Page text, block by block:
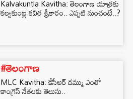
Kalvakuntla Kavitha: తెలంగాణ యాత్రకు
కల్వకుంట్ల కవిత శ్రీకారం.. ఎప్పటి నుంచంటే..?
#తెలంగాణ
MLC Kavitha: కేసీఆర్ దమ్ము ఎంతో
కాంగ్రెస్ నేతలకు తెలుసు..